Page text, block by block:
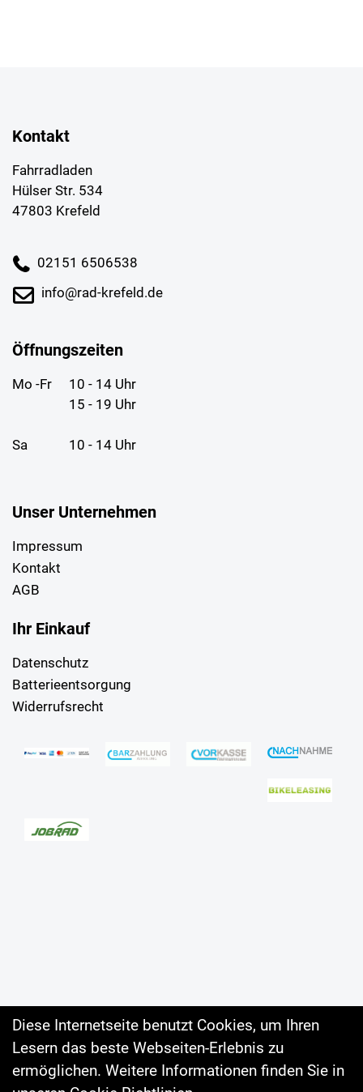
Kontakt
Fahrradladen
Hülser Str. 534
47803 Krefeld
02151 6506538
info@rad-krefeld.de
Öffnungszeiten
Mo -Fr
10 - 14 Uhr
15 - 19 Uhr
Sa 10 - 14 Uhr
Unser Unternehmen
Impressum
Kontakt
AGB
Ihr Einkauf
Datenschutz
Batterieentsorgung
Widerrufsrecht
Diese Internetseite benutzt Cookies, um Ihren
Lesern das beste Webseiten-Erlebnis zu
ermöglichen. Weitere Informationen finden Sie in
Auftrag widerrufen